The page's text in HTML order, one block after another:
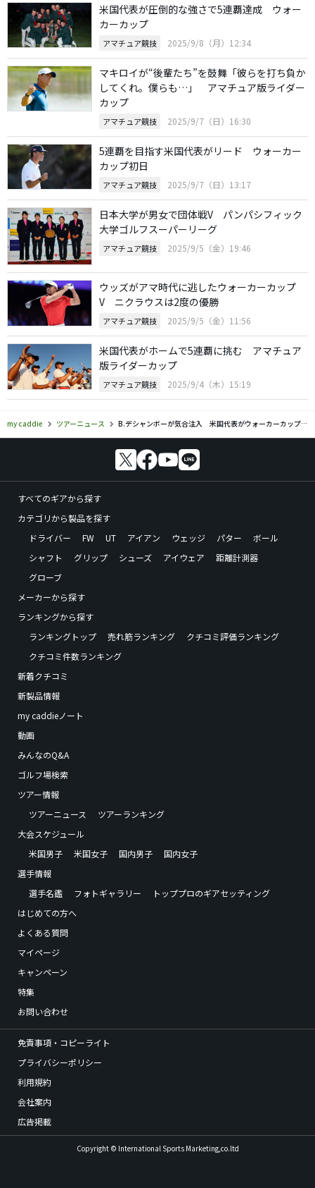
米国代表が圧倒的な強さで5連覇達成 ウォー
カーカップ
アマチュア競技 2025/9/8（月）12:34
マキロイが“後輩たち”を鼓舞「彼らを打ち負か
してくれ。僕らも…」 アマチュア版ライダー
カップ
アマチュア競技 2025/9/7（日）16:30
5連覇を目指す米国代表がリード ウォーカー
カップ初日
アマチュア競技 2025/9/7（日）13:17
日本大学が男女で団体戦V パンパシフィック
大学ゴルフスーパーリーグ
アマチュア競技 2025/9/5（金）19:46
ウッズがアマ時代に逃したウォーカーカップ
V ニクラウスは2度の優勝
アマチュア競技 2025/9/5（金）11:56
米国代表がホームで5連覇に挑む アマチュア
版ライダーカップ
アマチュア競技 2025/9/4（木）15:19
my caddie ツアーニュース B.デシャンボーが気合注入 米国代表がウォーカーカップ5連覇
すべてのギアから探す
カテゴリから製品を探す
ドライバー
FW UT アイアン ウェッジ パター
ボール
シャフト
グリップ シューズ アイウェア
距離計測器
グローブ
メーカーから探す
ランキングから探す
ランキングトップ
売れ筋ランキング
クチコミ評価ランキング
クチコミ件数ランキング
新着クチコミ
新製品情報
my caddieノート
動画
みんなのQ&A
ゴルフ場検索
ツアー情報
ツアーニュース
ツアーランキング
大会スケジュール
米国男子
米国女子 国内男子
国内女子
選手情報
選手名鑑
フォトギャラリー
トッププロのギアセッティング
はじめての方へ
よくある質問
マイページ
キャンペーン
特集
お問い合わせ
免責事項・コピーライト
プライバシーポリシー
利用規約
会社案内
広告掲載
Copyright © International Sports Marketing,co.ltd